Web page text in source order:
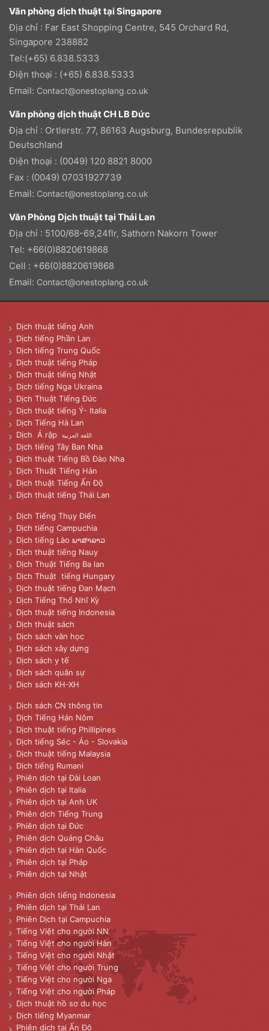
Văn phòng dịch thuật tại Singapore
Địa chỉ : Far East Shopping Centre, 545 Orchard Rd,
Singapore 238882
Tel:(+65) 6.838.5333
Điện thoại : (+65) 6.838.5333
Email: Contact@onestoplang.co.uk
Văn phòng dịch thuật CH LB Đức
Địa chỉ : Ortlerstr. 77, 86163 Augsburg, Bundesrepublik
Deutschland
Điện thoại : (0049) 120 8821 8000
Fax : (0049) 07031927739
Email: Contact@onestoplang.co.uk
Văn Phòng Dịch thuật tại Thái Lan
Địa chỉ : 5100/68-69,24flr, Sathorn Nakorn Tower
Tel: +66(0)8820619868
Cell : +66(0)8820619868
Email: Contact@onestoplang.co.uk
Dịch thuật tiếng Anh
Dịch tiếng Phần Lan
Dịch tiếng Trung Quốc
Dịch thuật tiếng Pháp
Dịch thuật tiếng Nhật
Dịch tiếng Nga Ukraina
Dịch Thuật Tiếng Đức
Dịch thuật tiếng Ý- Italia
Dịch Tiếng Hà Lan
Dịch Ả rập
اللغة العربية
Dịch tiếng Tây Ban Nha
Dịch thuật Tiếng Bồ Đào Nha
Dịch Thuật Tiếng Hàn
Dịch thuật Tiếng Ấn Độ
Dịch thuật tiếng Thái Lan
Dịch Tiếng Thụy Điển
Dịch tiếng Campuchia
Dịch tiếng Lào ພາສາລາວ
Dịch thuật tiếng Nauy
Dịch Thuật Tiếng Ba lan
Dịch Thuật tiếng Hungary
Dịch thuật tiếng Đan Mạch
Dịch Tiếng Thổ Nhĩ Kỳ
Dịch thuật tiếng Indonesia
Dịch thuật sách
Dịch sách văn học
Dịch sách xây dựng
Dịch sách y tế
Dịch sách quân sự
Dịch sách KH-XH
Dịch sách CN thông tin
Dịch Tiếng Hán Nôm
Dịch thuật tiếng Phillipines
Dịch tiếng Séc - Áo - Slovakia
Dịch thuật tiếng Malaysia
Dịch tiếng Rumani
Phiên dịch tại Đài Loan
Phiên dịch tại Italia
Phiên dịch tại Anh UK
Phiên dịch Tiếng Trung
Phiên dịch tại Đức
Phiên dịch Quảng Châu
Phiên dịch tại Hàn Quốc
Phiên dịch tại Pháp
Phiên dịch tại Nhật
Phiên dịch tiếng Indonesia
Phiên dịch tại Thái Lan
Phiên Dịch tại Campuchia
Tiếng Việt cho người NN
Tiếng Việt cho người Hàn
Tiếng Việt cho người Nhật
Tiếng Việt cho người Trung
Tiếng Việt cho người Nga
Tiếng Việt cho người Pháp
Dịch thuật hồ sơ du học
Dịch tiếng Myanmar
Phiên dịch tại Ấn Độ